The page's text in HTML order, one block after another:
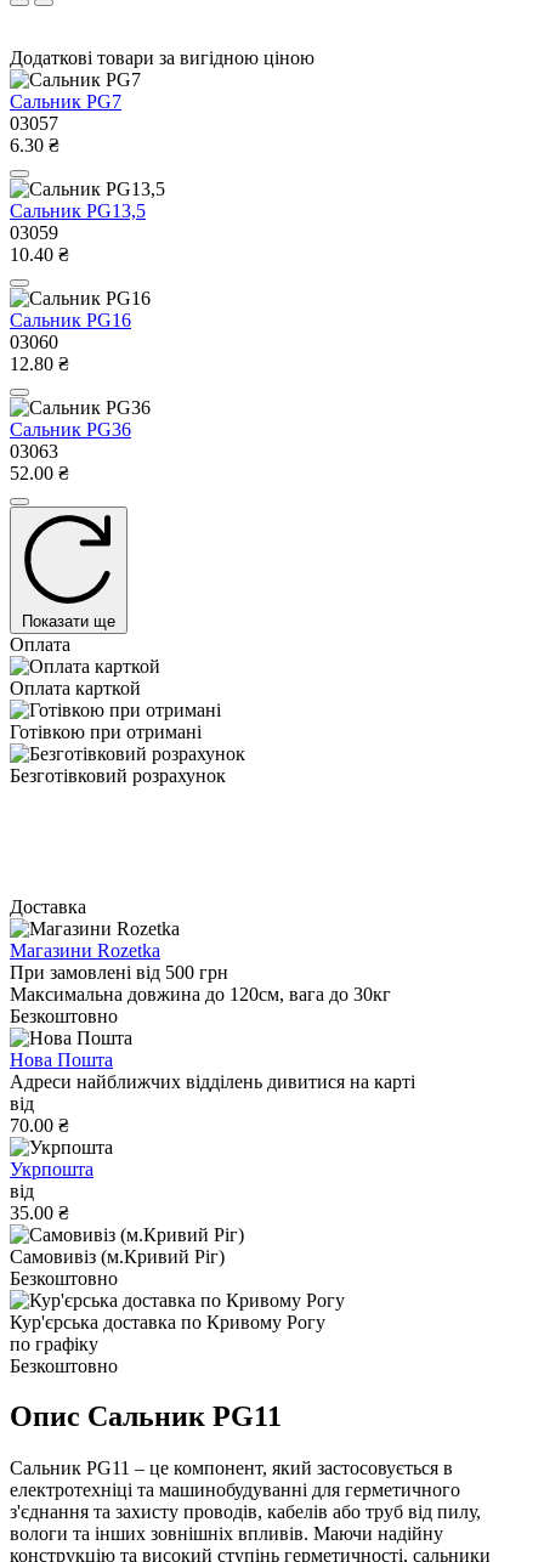
Додаткові товари за вигідною ціною
Сальник PG7
03057
6.30 ₴
Сальник PG13,5
03059
10.40 ₴
Сальник PG16
03060
12.80 ₴
Сальник PG36
03063
52.00 ₴
Показати ще
Оплата
Оплата карткой
Готівкою при отримані
Безготівковий розрахунок
Доставка
Магазини Rozetka
При замовлені від 500 грн
Максимальна довжина до 120см, вага до 30кг
Безкоштовно
Нова Пошта
Адреси найближчих відділень дивитися на карті
від
70.00 ₴
Укрпошта
від
35.00 ₴
Самовивіз (м.Кривий Ріг)
Безкоштовно
Кур'єрська доставка по Кривому Рогу
по графіку
Безкоштовно
Опис Сальник PG11
Сальник PG11 – це компонент, який застосовується в
електротехніці та машинобудуванні для герметичного
з'єднання та захисту проводів, кабелів або труб від пилу,
вологи та інших зовнішніх впливів. Маючи надійну
конструкцію та високий ступінь герметичності, сальники